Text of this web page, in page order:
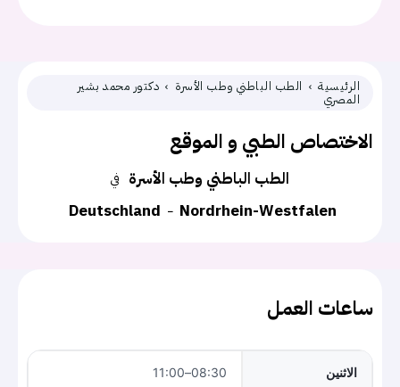
الرئيسية الطب الباطني وطب الأسرة دكتور محمد بشير
المصري
الاختصاص الطبي و الموقع
في الطب الباطني وطب الأسرة
Deutschland
Nordrhein-Westfalen
ساعات العمل
الاثنين 08:30–11:00